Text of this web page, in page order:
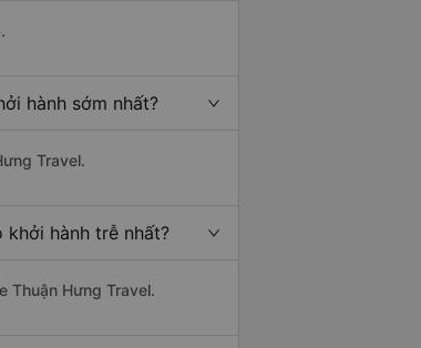
hành sớm nhất?
Travel.
khởi hành trễ nhất?
Thuận Hưng Travel.